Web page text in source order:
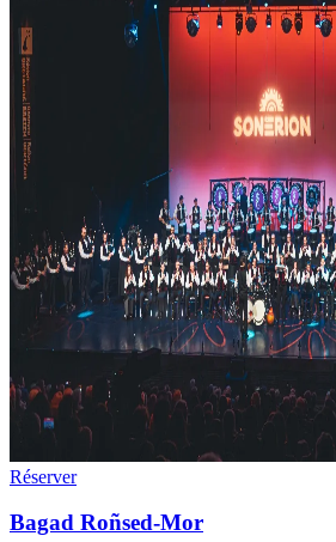
Réserver
Bagad Roñsed-Mor